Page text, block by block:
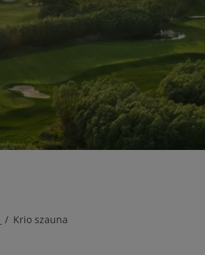
/ Krio szauna